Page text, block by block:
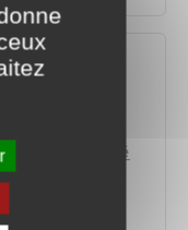
proche retraité
sociale